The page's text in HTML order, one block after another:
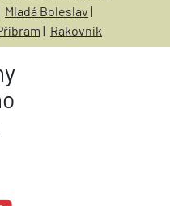
Mladá Boleslav |
| Rakovník